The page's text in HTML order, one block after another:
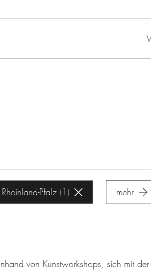
Rheinland-Pfalz 1 mehr
von Kunstworkshops, sich mit der